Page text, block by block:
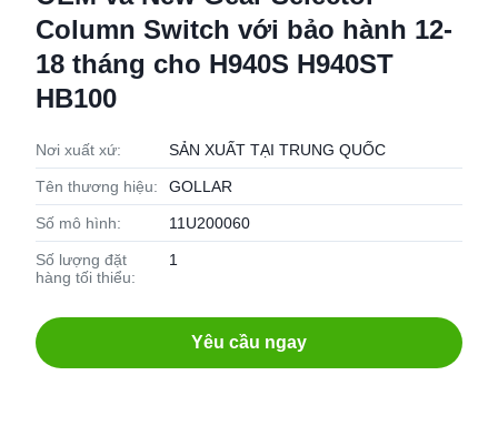
Column Switch với bảo hành 12-
18 tháng cho H940S H940ST
HB100
Nơi xuất xứ: SẢN XUẤT TẠI TRUNG QUỐC
Tên thương hiệu: GOLLAR
Số mô hình: 11U200060
Số lượng đặt
hàng tối thiểu:
1
Yêu cầu ngay